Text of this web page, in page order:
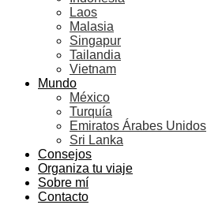
Laos
Malasia
Singapur
Tailandia
Vietnam
Mundo
México
Turquía
Emiratos Árabes Unidos
Sri Lanka
Consejos
Organiza tu viaje
Sobre mí
Contacto